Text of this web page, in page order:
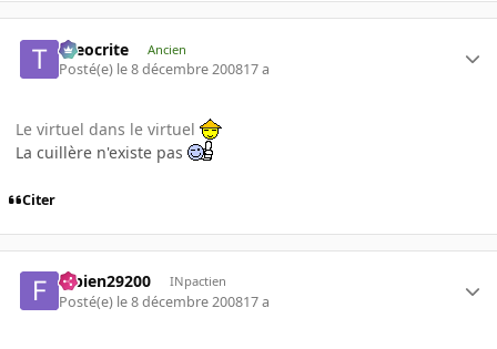
theocrite Ancien
Posté(e) le 8 décembre 200817 a
Le virtuel dans le virtuel
La cuillère n'existe pas
Citer
fabien29200 INpactien
Posté(e) le 8 décembre 200817 a